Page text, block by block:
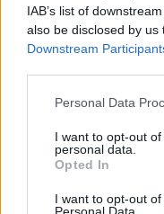
IAB’s list of
also be disclosed by
Downstream
Please note that this
not limited to your visit
grant or deny consent
use your data for
consent section.
Personal Data
I want to opt-out
personal data.
Opted In
I want to opt-out
Personal Data.
Το μόνο που
Βραζιλιάνου στο
Το βιογραφικό
βραζιλιάνικο